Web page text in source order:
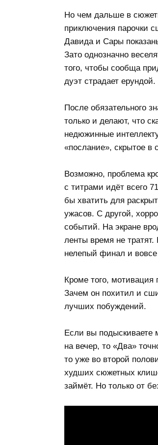
Но чем дальше в
приключения парочки
Давида и Сары
Зато однозначно
того, чтобы сообща
дуэт страдает ерундой.
После обязательного
только и делают, что
недюжинные
«послание», скрытое в
Возможно, проблема
с титрами идёт всего
бы хватить для
ужасов. С другой,
событий. На экране
ленты время не тратят.
нелепый финал и
Кроме того, мотивация
Зачем он похитил и
лучших побуждений.
Если вы
на вечер, то «Два»
то уже во второй
худших сюжетных
займёт. Но только от